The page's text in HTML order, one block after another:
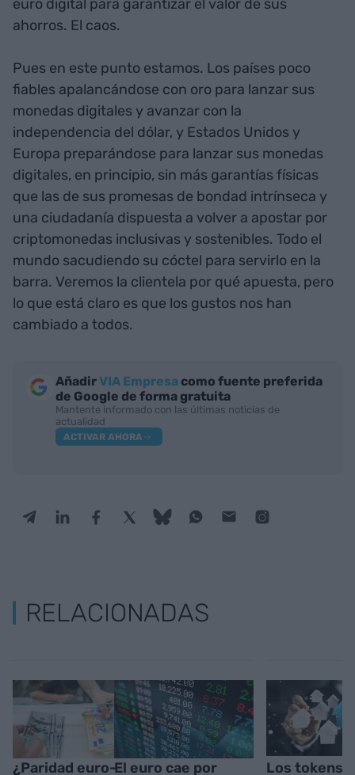
euro digital para garantizar el valor de sus
ahorros. El caos.
Pues en este punto estamos. Los países poco
fiables apalancándose con oro para lanzar sus
monedas digitales y avanzar con la
independencia del dólar, y Estados Unidos y
Europa preparándose para lanzar sus monedas
digitales, en principio, sin más garantías físicas
que las de sus promesas de bondad intrínseca y
una ciudadanía dispuesta a volver a apostar por
criptomonedas inclusivas y sostenibles. Todo el
mundo sacudiendo su cóctel para servirlo en la
barra. Veremos la clientela por qué apuesta, pero
lo que está claro es que los gustos nos han
cambiado a todos.
AñadirVIA Empresa como fuente preferida
de Google de forma gratuita
Mantente informado con las últimas noticias de
actualidad
ACTIVAR AHORA
RELACIONADAS
¿Paridad euro-El euro cae por
Los tokens